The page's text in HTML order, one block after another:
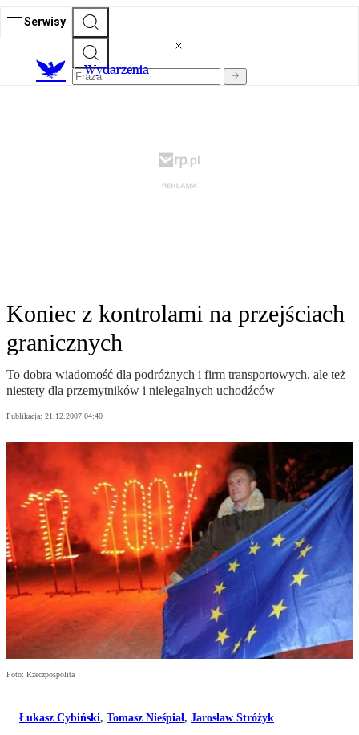
Serwisy
Wydarzenia
Koniec z kontrolami na przejściach
granicznych
To dobra wiadomość dla podróżnych i firm transportowych, ale też
niestety dla przemytników i nielegalnych uchodźców
Publikacja: 21.12.2007 04:40
Foto: Rzeczpospolita
Łukasz Cybiński, Tomasz Nieśpiał, Jarosław Stróżyk